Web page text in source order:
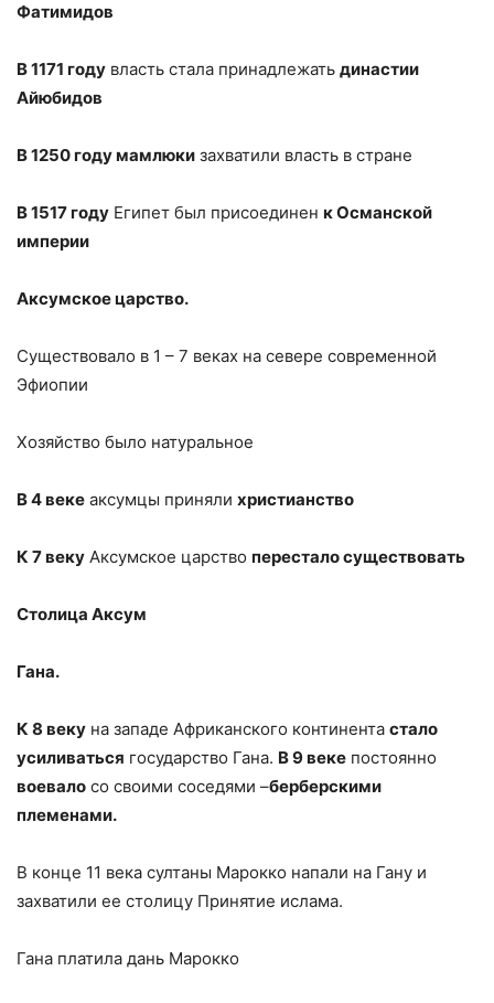
Фатимидов
В 1171 году власть стала принадлежать династии
Айюбидов
В 1250 году мамлюки захватили власть в стране
В 1517 году Египет был присоединен к Османской
империи
Аксумское царство.
Существовало в 1 – 7 веках на севере современной
Эфиопии
Хозяйство было натуральное
В 4 веке аксумцы приняли христианство
К 7 веку Аксумское царство перестало существовать
Столица Аксум
Гана.
К 8 веку на западе Африканского континента стало
усиливаться государство Гана. В 9 веке постоянно
воевало со своими соседями –берберскими
племенами.
В конце 11 века султаны Марокко напали на Гану и
захватили ее столицу Принятие ислама.
Гана платила дань Марокко